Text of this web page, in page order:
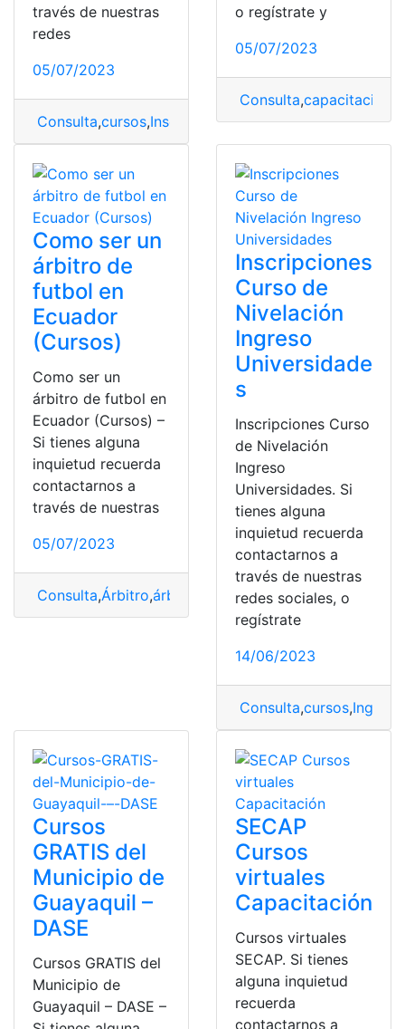
través de nuestras
redes
05/07/2023
Consulta,cursos,Inscripciones,Municipio,Vacacionales
o regístrate y
05/07/2023
Consulta,
Como ser un
árbitro de
futbol en
Ecuador
(Cursos)
Como ser un
árbitro de futbol en
Ecuador (Cursos) –
Si tienes alguna
inquietud recuerda
contactarnos a
través de nuestras
05/07/2023
Consulta,Árbitro,árbitro de futbol,cursos,Ecuador
Inscripciones
Curso de
Nivelación
Ingreso
Universidade
s
Inscripciones Curso
de Nivelación
Ingreso
Universidades. Si
tienes alguna
inquietud recuerda
contactarnos a
través de nuestras
redes sociales, o
regístrate
14/06/2023
Consulta,cursos,Ingreso
Cursos
GRATIS del
Municipio de
Guayaquil –
DASE
Cursos GRATIS del
Municipio de
Guayaquil – DASE –
SECAP
Cursos
virtuales
Capacitación
Cursos virtuales
SECAP. Si tienes
alguna inquietud
recuerda
contactarnos a